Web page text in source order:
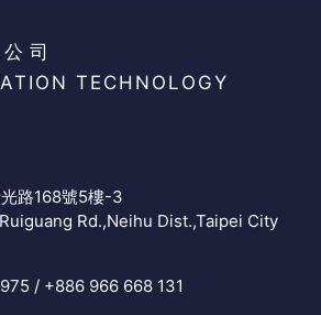
司
TECHNOLOGY
路168號5樓-3
Rd.,Neihu Dist.,Taipei City
/ +886 966 668 131